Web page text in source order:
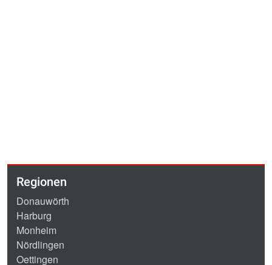
Regionen
Donauwörth
Harburg
Monheim
Nördlingen
Oettingen